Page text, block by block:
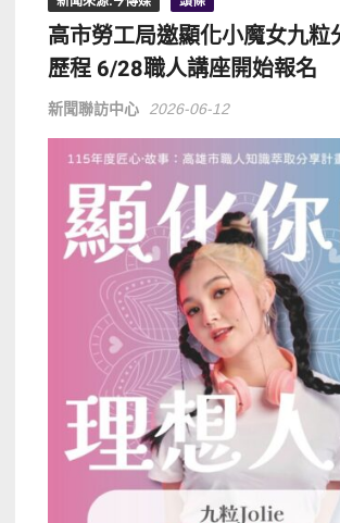
高市勞工局邀顯化小魔女九粒
歷程 6/28職人講座開始報名
新聞聯訪中心 2026-06-12